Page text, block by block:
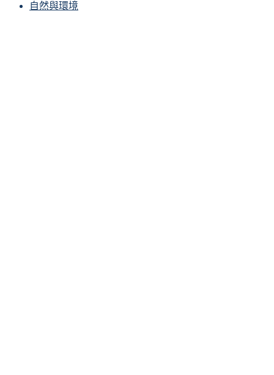
自然與環境